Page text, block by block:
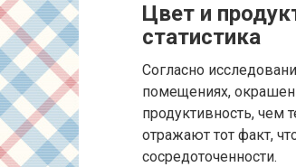
Цвет и
статистика
Согласно
помещениях,
продуктивность, чем
отражают тот факт,
сосредоточенности.